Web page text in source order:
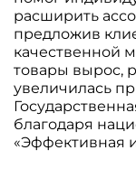
расширить
предложив
качественной
товары вырос,
увеличилась
благодаря
«Эффективная